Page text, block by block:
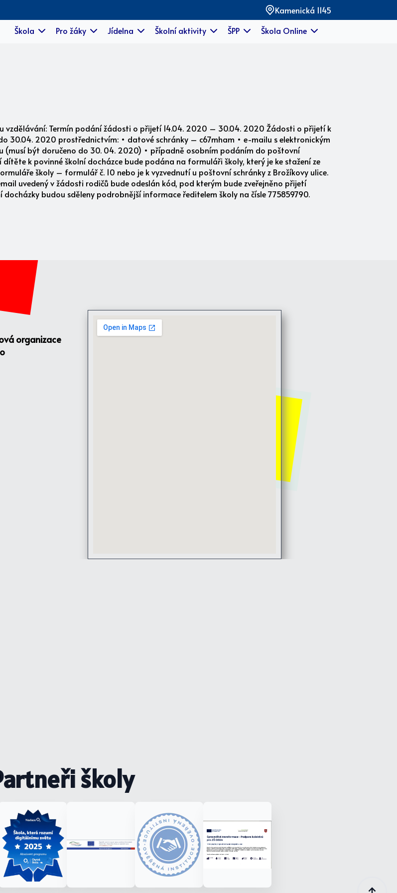
Kamenická 1145
Škola
Pro žáky Jídelna Školní aktivity ŠPP Škola Online
Termín podání žádosti o přijetí 14.04. 2020 – 30.04. 2020 Žádosti o přijetí k
30.04. 2020 prostřednictvím: • datové schránky – c67mham • e-mailu s elektronickým
(musí být doručeno do 30. 04. 2020) • případně osobním podáním do poštovní
k povinné školní docházce bude podána na formuláři školy, který je ke stažení ze
školy – formulář č. 10 nebo je k vyzvednutí u poštovní schránky z Brožíkovy ulice.
uvedený v žádosti rodičů bude odeslán kód, pod kterým bude zveřejněno přijetí
budou sděleny podrobnější informace ředitelem školy na čísle 775859790.
organizace
školy